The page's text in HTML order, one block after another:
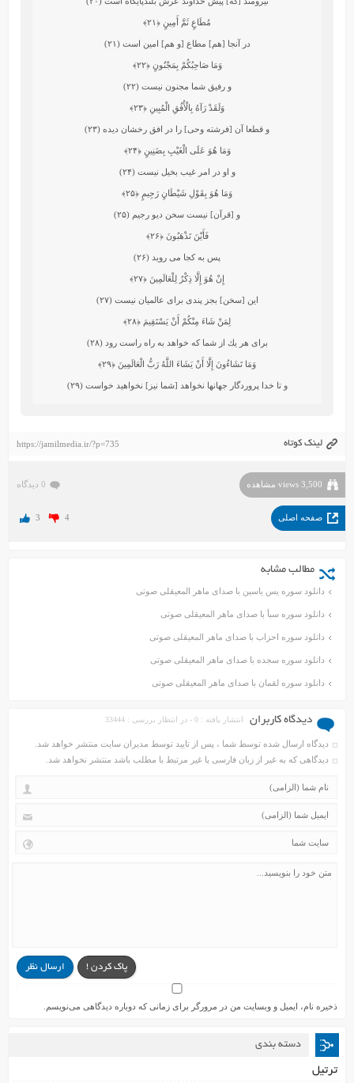
مُطَاعٍ ثَمَّ أَمِينٍ ﴿۲۱﴾
در آنجا [هم] مطاع [و هم] امين است (۲۱)
وَمَا صَاحِبُكُمْ بِمَجْنُونٍ﴿۲۲﴾
و رفيق شما مجنون نيست (۲۲)
وَلَقَدْ رَآهُ بِالْأُفُقِ الْمُبِينِ ﴿۲۳﴾
و قطعا آن [فرشته وحى] را در افق رخشان ديده (۲۳)
وَمَا هُوَ عَلَى الْغَيْبِ بِضَنِينٍ﴿۲۴﴾
و او در امر غيب بخيل نيست (۲۴)
وَمَا هُوَ بِقَوْلِ شَيْطَانٍ رَجِيمٍ ﴿۲۵﴾
و [قرآن] نيست‏ سخن ديو رجيم (۲۵)
فَأَيْنَ تَذْهَبُونَ﴿۲۶﴾
پس به كجا مى ‏رويد (۲۶)
إِنْ هُوَ إِلَّا ذِكْرٌ لِلْعَالَمِينَ ﴿۲۷﴾
اين [سخن] بجز پندى براى عالميان نيست (۲۷)
لِمَنْ شَاءَ مِنْكُمْ أَنْ يَسْتَقِيمَ ﴿۲۸﴾
براى هر يك از شما كه خواهد به راه راست رود (۲۸)
وَمَا تَشَاءُونَ إِلَّا أَنْ يَشَاءَ اللَّهُ رَبُّ الْعَالَمِينَ ﴿۲۹﴾
و تا خدا پروردگار جهانها نخواهد [شما نيز] نخواهيد خواست (۲۹)
لینک کوتاه https://jamilmedia.ir/?p=735
3,500 views مشاهده 0 دیدگاه
صفحه اصلی 3 4
مطالب مشابه
دانلود سوره یس یاسین با صدای ماهر المعیقلی صوتی
دانلود سوره سبأ با صدای ماهر المعیقلی صوتی
دانلود سوره احزاب با صدای ماهر المعیقلی صوتی
دانلود سوره سجده با صدای ماهر المعیقلی صوتی
دانلود سوره لقمان با صدای ماهر المعیقلی صوتی
دیدگاه کاربران انتشار یافته : 0 - در انتظار بررسی : 33444
دیدگاه ارسال شده توسط شما ، پس از تایید توسط مدیران سایت منتشر خواهد شد.
دیدگاهی که به غیر از زبان فارسی یا غیر مرتبط با مطلب باشد منتشر نخواهد شد.
ارسال نظر پاک کردن !
ذخیره نام، ایمیل و وبسایت من در مرورگر برای زمانی که دوباره دیدگاهی می‌نویسم.
دسته بندی
ترتیل